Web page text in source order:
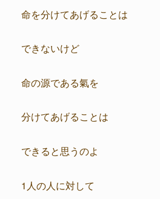
命を分けてあげることは
できないけど
命の源である氣を
分けてあげることは
できると思うのよ
1人の人に対して